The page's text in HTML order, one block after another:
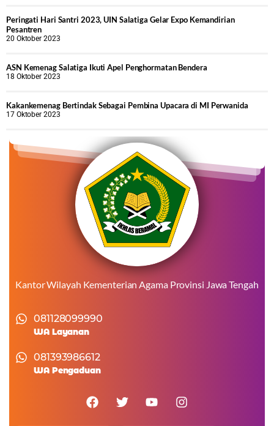
Peringati Hari Santri 2023, UIN Salatiga Gelar Expo Kemandirian
Pesantren
20 Oktober 2023
ASN Kemenag Salatiga Ikuti Apel Penghormatan Bendera
18 Oktober 2023
Kakankemenag Bertindak Sebagai Pembina Upacara di MI Perwanida
17 Oktober 2023
Kantor Wilayah Kementerian Agama Provinsi Jawa Tengah
081128099990
WA Layanan
081393986612
WA Pengaduan